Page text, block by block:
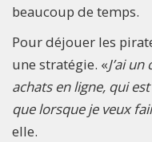
beaucoup de temps.
Pour déjouer les
une stratégie. «J’ai
achats en ligne, qui
que lorsque je veux
elle.